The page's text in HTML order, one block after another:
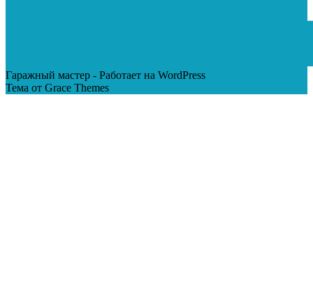
Гаражный мастер - Работает на WordPress
Тема от Grace Themes